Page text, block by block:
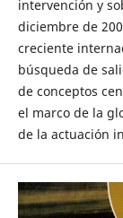
intervención y
diciembre de
creciente
búsqueda de
de conceptos
el marco de la
de la actuación